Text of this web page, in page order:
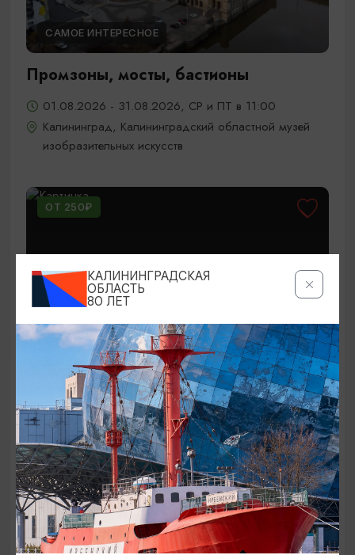
САМОЕ ИНТЕРЕСНОЕ
Промзоны, мосты, бастионы
01.08.2026 - 31.08.2026, СР и ПТ в 11:00
Калининград, Калининградский областной музей
изобразительных искусств
ОТ 250₽
КОНЦЕРТЫ
Мероприятия в Доме-музее Германа
Брахерта в августе
01.08.2026 - 31.08.2026
Светлогорск, Дом-музей Германа Брахерта
КАЛИНИНГРАДСКАЯ
ОБЛАСТЬ
80 ЛЕТ